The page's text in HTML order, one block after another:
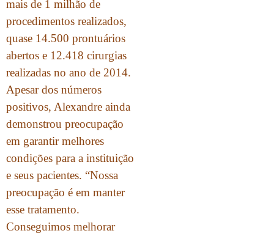
mais de 1 milhão de
procedimentos realizados,
quase 14.500 prontuários
abertos e 12.418 cirurgias
realizadas no ano de 2014.
Apesar dos números
positivos, Alexandre ainda
demonstrou preocupação
em garantir melhores
condições para a instituição
e seus pacientes. “Nossa
preocupação é em manter
esse tratamento.
Conseguimos melhorar